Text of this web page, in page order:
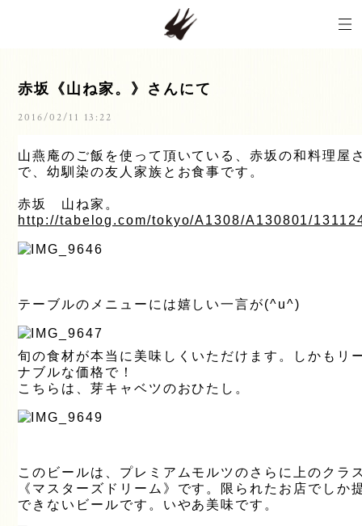
赤坂《山ね家。》さんにて
2016/02/11 13:22
山燕庵のご飯を使って頂いている、赤坂の和料理屋
で、幼馴染の友人家族とお食事です。
赤坂 山ね家。
http://tabelog.com/tokyo/A1308/A130801/
テーブルのメニューには嬉しい一言が(^u^)
旬の食材が本当に美味しくいただけます。しかもリ
ナブルな価格で！
こちらは、芽キャベツのおひたし。
このビールは、プレミアムモルツのさらに上のクラ
《マスターズドリーム》です。限られたお店でしか
できないビールです。いやあ美味です。